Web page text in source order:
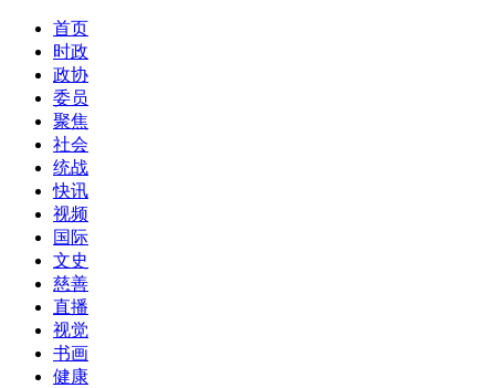
首页
时政
政协
委员
聚焦
社会
统战
快讯
视频
国际
文史
慈善
直播
视觉
书画
健康